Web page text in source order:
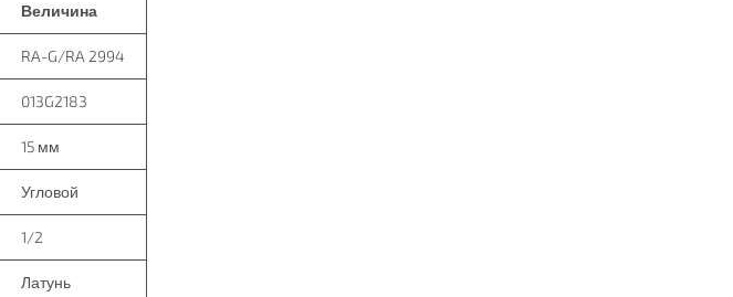
Величина
RA-G/RA 2994
013G2183
15 мм
Угловой
1/2
Латунь